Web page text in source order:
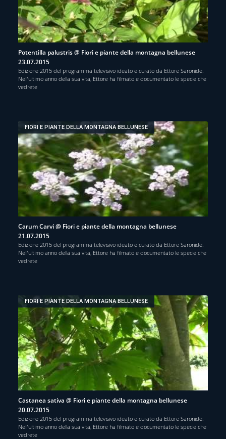
Potentilla palustris @ Fiori e piante della montagna bellunese
23.07.2015
Edizione 2015 del programma televisivo ideato e curato da Ettore Saronide.
Nell’ultimo anno della sua vita, Ettore ha filmato e documentato le specie che
vedrete
FIORI E PIANTE DELLA MONTAGNA BELLUNESE
Carum Carvi @ Fiori e piante della montagna bellunese
21.07.2015
Edizione 2015 del programma televisivo ideato e curato da Ettore Saronide.
Nell’ultimo anno della sua vita, Ettore ha filmato e documentato le specie che
vedrete
FIORI E PIANTE DELLA MONTAGNA BELLUNESE
Castanea sativa @ Fiori e piante della montagna bellunese
20.07.2015
Edizione 2015 del programma televisivo ideato e curato da Ettore Saronide.
Nell’ultimo anno della sua vita, Ettore ha filmato e documentato le specie che
vedrete